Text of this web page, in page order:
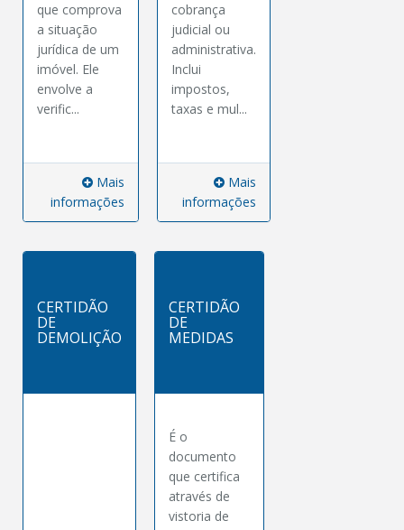
que comprova
a situação
jurídica de um
imóvel. Ele
envolve a
verific...
Mais
informações
cobrança
judicial ou
administrativa.
Inclui
impostos,
taxas e mul...
Mais
informações
CERTIDÃO
DE
DEMOLIÇÃO
CERTIDÃO
DE
MEDIDAS
É o
documento
que certifica
através de
vistoria de